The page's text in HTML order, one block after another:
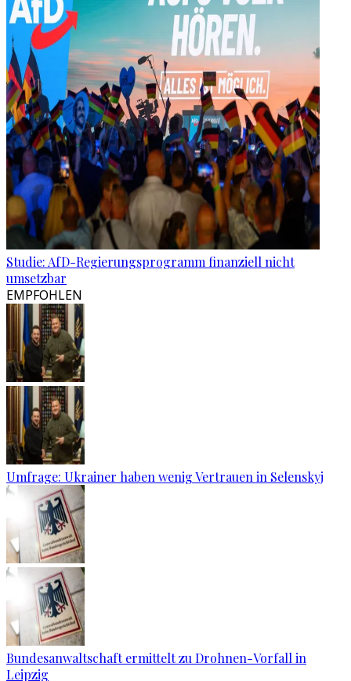
Studie: AfD-Regierungsprogramm finanziell nicht
umsetzbar
EMPFOHLEN
Umfrage: Ukrainer haben wenig Vertrauen in Selenskyj
Bundesanwaltschaft ermittelt zu Drohnen-Vorfall in
Leipzig